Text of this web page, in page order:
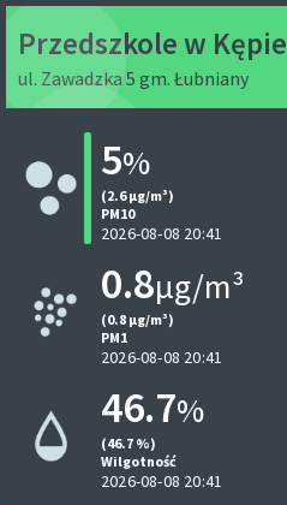
Przedszkole w Kępie
ul. Zawadzka 5 gm. Łubniany
5%
(2.6 µg/m³)
PM10
2026-08-08 20:41
0.8µg/m³
(0.8 µg/m³)
PM1
2026-08-08 20:41
46.7%
(46.7 %)
Wilgotność
2026-08-08 20:41